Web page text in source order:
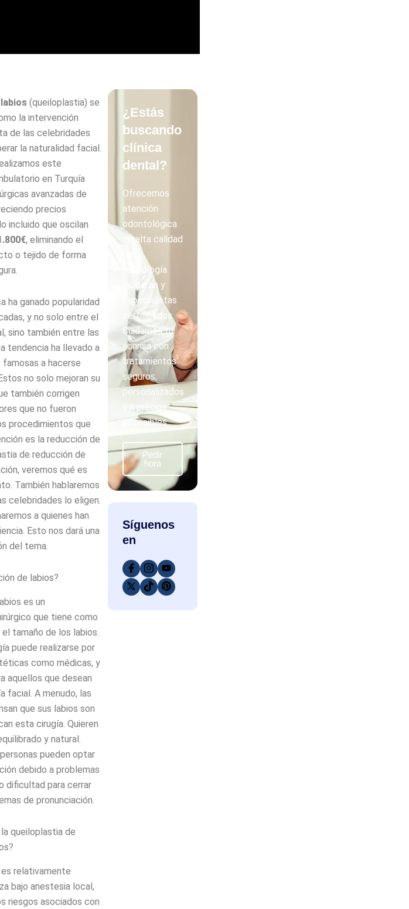
(queiloplastia) se
la intervención
de las celebridades
la naturalidad facial.
este
en Turquía
avanzadas de
precios
incluido que oscilan
, eliminando el
o tejido de forma
ha ganado popularidad
y no solo entre el
sino también entre las
tendencia ha llevado a
a hacerse
no solo mejoran su
también corrigen
que no fueron
procedimientos que
es la reducción de
de reducción de
veremos qué es
También hablaremos
celebridades lo eligen.
a quienes han
Esto nos dará una
del tema.
de labios?
es un
que tiene como
tamaño de los labios.
puede realizarse por
como médicas, y
aquellos que desean
facial. A menudo, las
que sus labios son
esta cirugía. Quieren
y natural.
pueden optar
debido a problemas
dificultad para cerrar
de pronunciación.
queiloplastia de
relativamente
bajo anestesia local,
riesgos asociados con
¿Estás
buscando
clínica
dental?
Ofrecemos
atención
odontológica
de alta calidad
tecnología
moderna y
especialistas
certificados.
Cuidamos tu
sonrisa con
tratamientos
seguros,
personalizados
y a precios
accesibles.
Pedir
hora
Síguenos
en